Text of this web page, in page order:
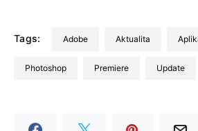
Tags: Adobe aktualita
Photoshop Premiere update